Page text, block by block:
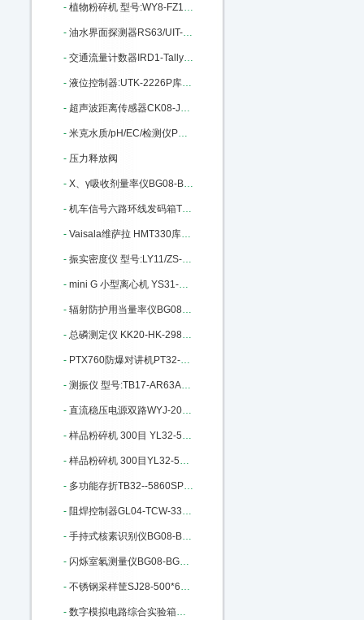
- 植物粉碎机 型号:WY8-FZ102库号：M11164
- 油水界面探测器RS63/UIT-200库号：M205958
- 交通流量计数器IRD1-Tally-2库号：M268951
- 液位控制器:UTK-2226P库号：M299373
- 超声波距离传感器CK08-JCS1501：M312598
- 米克水质/pH/EC/检测仪PX22-801：M322544
- 压力释放阀
- X、γ吸收剂量率仪BG08-BG9511 M372057
- 机车信号六路环线发码箱TX98-A+M396103
- Vaisala维萨拉 HMT330库号：M402012
- 振实密度仪 型号:LY11/ZS-202库号：M206882
- mini G 小型离心机 YS31-mini G：M252364
- 辐射防护用当量率仪BG08-BG9521：M283079
- 总磷测定仪 KK20-HK-298库号：M287403
- PTX760防爆对讲机PT32-PTX760库号：M294940
- 测振仪 型号:TB17-AR63A库号：M301367
- 直流稳压电源双路WYJ-20A/30V：M332089
- 样品粉碎机 300目 YL32-500A库号：M340986
- 样品粉碎机 300目YL32-500A库号：M340986
- 多功能存折TB32--5860SP库号：M365295
- 阻焊控制器GL04-TCW-33E III库号：M365705
- 手持式核素识别仪BG08-BG3910库号：M372130
- 闪烁室氡测量仪BG08-BG2015库号：M372168
- 不锈钢采样筐SJ28-500*6库号：M372503
- 数字模拟电路综合实验箱MH80/KM4：M389385